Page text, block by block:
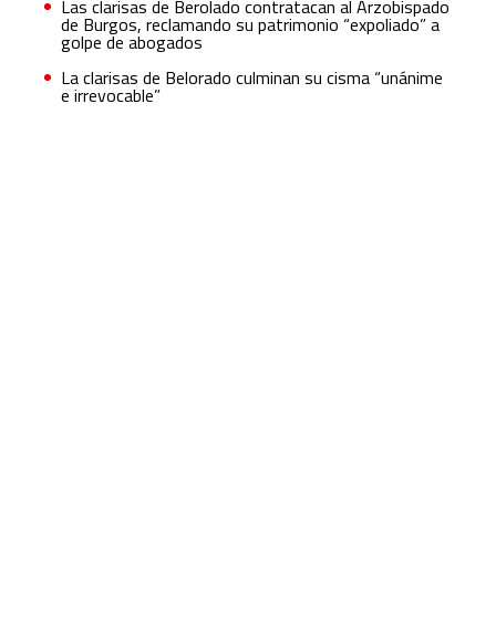
Las clarisas de Berolado contratacan al Arzobispado
de Burgos, reclamando su patrimonio “expoliado” a
golpe de abogados
La clarisas de Belorado culminan su cisma “unánime
e irrevocable”